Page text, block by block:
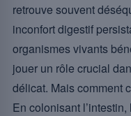
retrouve souvent
inconfort digestif
organismes vivants
jouer un rôle crucial
délicat. Mais comment
En colonisant